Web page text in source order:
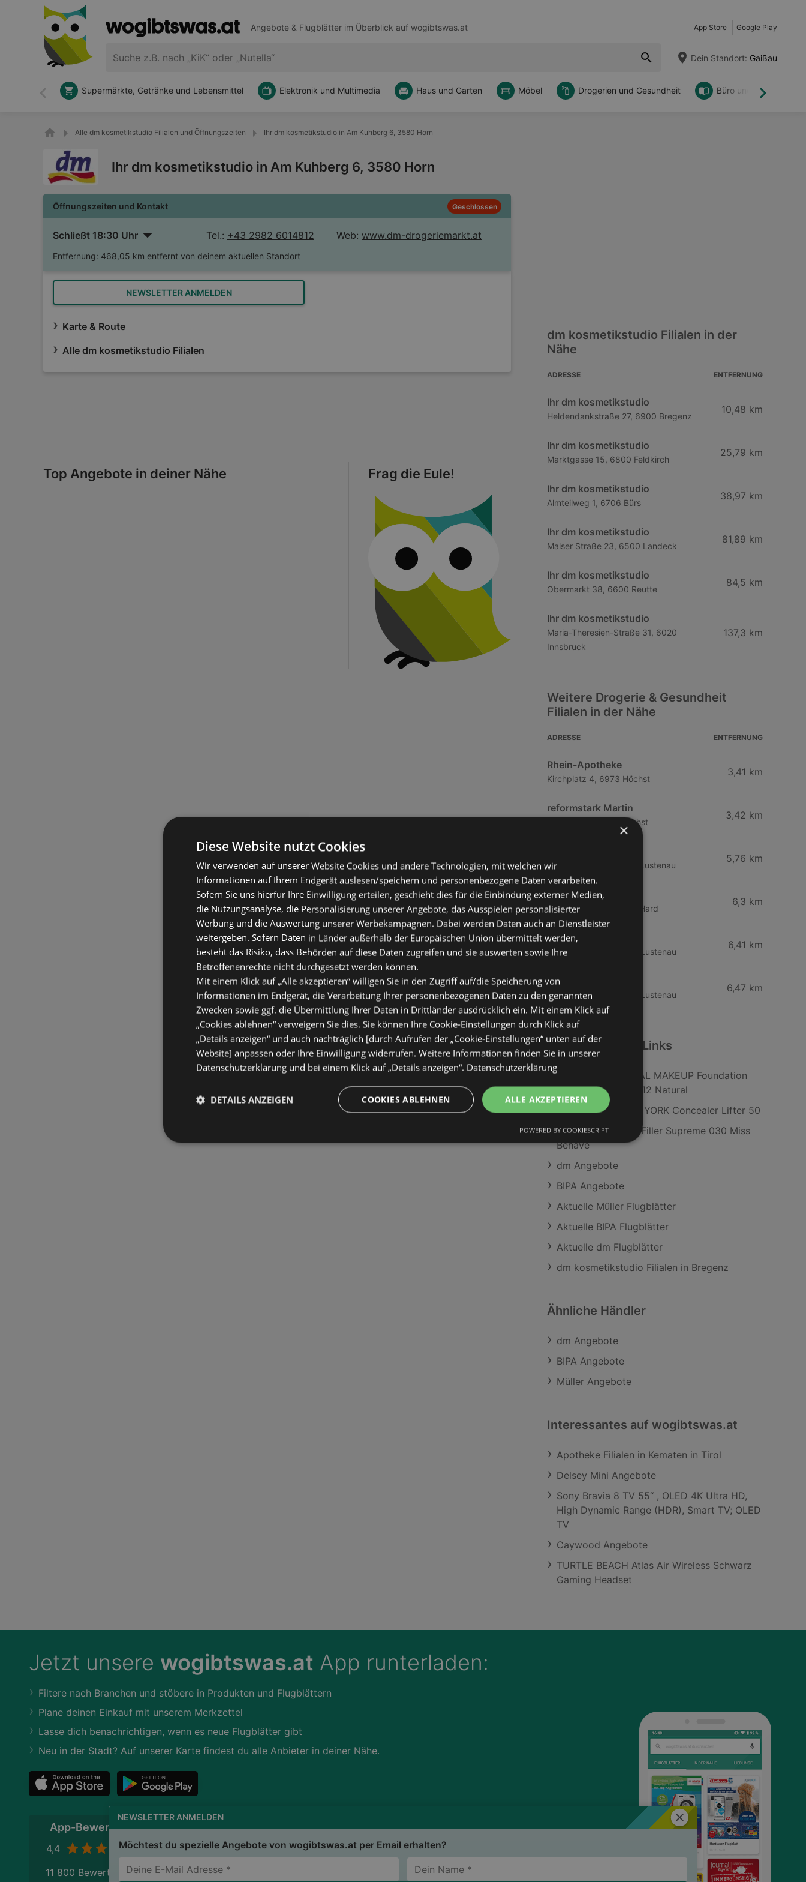
Angebote & Flugblätter im Überblick auf wogibtswas.at App Store Google Play
Dein Standort: Gaißau
Zurück Weiter
Supermärkte, Getränke und Lebensmittel Elektronik und Multimedia Haus und Garten Möbel Drogerien und Gesundheit Büro und DIY
Alle dm kosmetikstudio Filialen und Öffnungszeiten Ihr dm kosmetikstudio in Am Kuhberg 6, 3580 Horn
Ihr dm kosmetikstudio in Am Kuhberg 6, 3580 Horn
Öffnungszeiten und Kontakt Geschlossen
Schließt 18:30 Uhr Tel.: +43 2982 6014812 Web: www.dm-drogeriemarkt.at
Entfernung: 468,05 km entfernt von deinem aktuellen Standort
NEWSLETTER ANMELDEN
Karte & Route
Alle dm kosmetikstudio Filialen
Schließen
NEWSLETTER ANMELDEN
Möchtest du spezielle Angebote von wogibtswas.at per Email erhalten?
Top Angebote in deiner Nähe Frag die Eule!
dm kosmetikstudio Filialen in der
Nähe
ADRESSE ENTFERNUNG
Ihr dm kosmetikstudio
Heldendankstraße 27, 6900 Bregenz
10,48 km
Ihr dm kosmetikstudio
Marktgasse 15, 6800 Feldkirch
25,79 km
Ihr dm kosmetikstudio
Almteilweg 1, 6706 Bürs
38,97 km
Ihr dm kosmetikstudio
Malser Straße 23, 6500 Landeck
81,89 km
Ihr dm kosmetikstudio
Obermarkt 38, 6600 Reutte
84,5 km
Ihr dm kosmetikstudio
Maria-Theresien-Straße 31, 6020
Innsbruck
137,3 km
Weitere Drogerie & Gesundheit
Filialen in der Nähe
ADRESSE ENTFERNUNG
Rhein-Apotheke
Kirchplatz 4, 6973 Höchst
3,41 km
reformstark Martin
Kirchplatz 1, 6973 Höchst
3,42 km
Hofsteigstraße 1, 6890 Lustenau
5,76 km
dm drogerie markt
Rheinstraße 99b, 6971 Hard
6,3 km
Ihr dm friseurstudio
Kapellenstraße 1, 6890 Lustenau
6,41 km
dm drogerie markt
Kapellenstraße 1, 6890 Lustenau
6,47 km
Weiterführende Links
NYX PROFESSIONAL MAKEUP Foundation
Make 'EM Wonder 12 Natural
MAYBELLINE NEW YORK Concealer Lifter 50
CATRICE Lipgloss Filler Supreme 030 Miss
Behave
dm Angebote
BIPA Angebote
Aktuelle Müller Flugblätter
Aktuelle BIPA Flugblätter
Aktuelle dm Flugblätter
dm kosmetikstudio Filialen in Bregenz
Ähnliche Händler
dm Angebote
BIPA Angebote
Müller Angebote
Interessantes auf wogibtswas.at
Apotheke Filialen in Kematen in Tirol
Delsey Mini Angebote
Sony Bravia 8 TV 55‘‘ , OLED 4K Ultra HD,
High Dynamic Range (HDR), Smart TV; OLED
TV
Caywood Angebote
TURTLE BEACH Atlas Air Wireless Schwarz
Gaming Headset
Jetzt unsere wogibtswas.at App runterladen:
Filtere nach Branchen und stöbere in Produkten und Flugblättern
Plane deinen Einkauf mit unserem Merkzettel
Lasse dich benachrichtigen, wenn es neue Flugblätter gibt
Neu in der Stadt? Auf unserer Karte findest du alle Anbieter in deiner Nähe.
App-Bewertung
4,4
11 800 Bewertungen
×
Diese Website nutzt Cookies
Wir verwenden auf unserer Website Cookies und andere Technologien, mit welchen wir
Informationen auf Ihrem Endgerät auslesen/speichern und personenbezogene Daten verarbeiten.
Sofern Sie uns hierfür Ihre Einwilligung erteilen, geschieht dies für die Einbindung externer Medien,
die Nutzungsanalyse, die Personalisierung unserer Angebote, das Ausspielen personalisierter
Werbung und die Auswertung unserer Werbekampagnen. Dabei werden Daten auch an Dienstleister
weitergeben. Sofern Daten in Länder außerhalb der Europäischen Union übermittelt werden,
besteht das Risiko, dass Behörden auf diese Daten zugreifen und sie auswerten sowie Ihre
Betroffenenrechte nicht durchgesetzt werden können.
Mit einem Klick auf „Alle akzeptieren“ willigen Sie in den Zugriff auf/die Speicherung von
Informationen im Endgerät, die Verarbeitung Ihrer personenbezogenen Daten zu den genannten
Zwecken sowie ggf. die Übermittlung Ihrer Daten in Drittländer ausdrücklich ein. Mit einem Klick auf
„Cookies ablehnen“ verweigern Sie dies. Sie können Ihre Cookie-Einstellungen durch Klick auf
„Details anzeigen“ und auch nachträglich [durch Aufrufen der „Cookie-Einstellungen“ unten auf der
Website] anpassen oder Ihre Einwilligung widerrufen. Weitere Informationen finden Sie in unserer
Datenschutzerklärung und bei einem Klick auf „Details anzeigen“. Datenschutzerklärung
ALLE AKZEPTIEREN
COOKIES ABLEHNEN
DETAILS ANZEIGEN
POWERED BY COOKIESCRIPT